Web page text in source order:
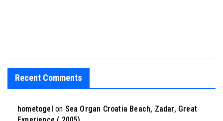
Recent Comments
hometogel on Sea Organ Croatia Beach, Zadar, Great